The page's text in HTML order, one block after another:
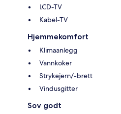
LCD-TV
Kabel-TV
Hjemmekomfort
Klimaanlegg
Vannkoker
Strykejern/-brett
Vindusgitter
Sov godt